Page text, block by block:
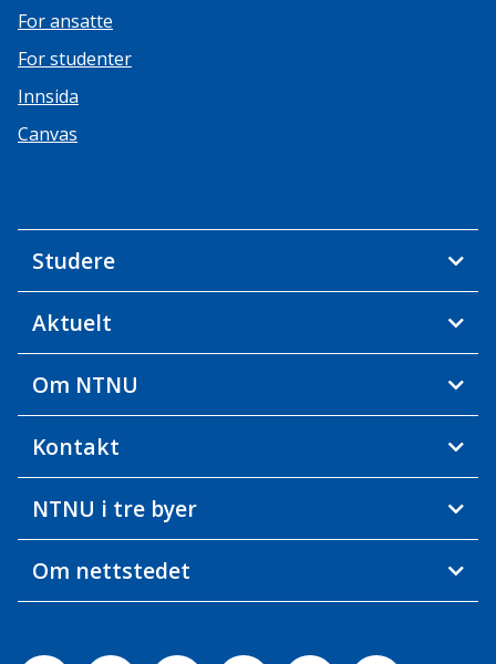
For ansatte
For studenter
Innsida
Canvas
Studere
Aktuelt
Om NTNU
Kontakt
NTNU i tre byer
Om nettstedet